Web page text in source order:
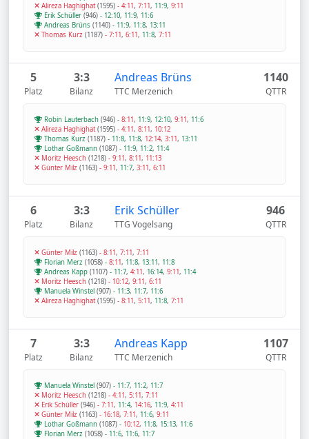
Alireza Haghighat(1595) - 4:11, 7:11, 11:9, 9:11
Erik Schüller (946) - 12:10, 11:9, 11:6
Andreas Brüns (1140) - 11:9, 11:8, 13:11
Thomas Kurz (1187) - 7:11, 6:11, 11:8, 7:11
5
Platz
3:3
Bilanz
Andreas Brüns
TTC Merzenich
1140
QTTR
Robin Lauterbach (946) - 8:11, 11:9, 12:10, 9:11, 11:6
Alireza Haghighat(1595) - 4:11, 8:11, 10:12
Thomas Kurz (1187) - 11:8, 11:8, 12:14, 3:11, 13:11
Lothar Goßmann (1087) - 11:9, 11:2, 11:4
Moritz Heesch (1218) - 9:11, 8:11, 11:13
Günter Milz (1163) - 9:11, 11:7, 3:11, 6:11
6
Platz
3:3
Bilanz
Erik Schüller
TTG Vogelsang
946
QTTR
Günter Milz (1163) - 8:11, 7:11, 7:11
Florian Merz (1058) - 8:11, 11:8, 13:11, 11:8
Andreas Kapp (1107) - 11:7, 4:11, 16:14, 9:11, 11:4
Moritz Heesch (1218) - 10:12, 9:11, 6:11
Manuela Winstel (907) - 11:3, 11:7, 11:6
Alireza Haghighat(1595) - 8:11, 5:11, 11:8, 7:11
7
Platz
3:3
Bilanz
Andreas Kapp
TTC Merzenich
1107
QTTR
Manuela Winstel (907) - 11:7, 11:2, 11:7
Moritz Heesch (1218) - 4:11, 5:11, 7:11
Erik Schüller (946) - 7:11, 11:4, 14:16, 11:9, 4:11
Günter Milz (1163) - 16:18, 7:11, 11:6, 9:11
Lothar Goßmann (1087) - 10:12, 11:8, 15:13, 11:6
Florian Merz (1058) - 11:6, 11:6, 11:7